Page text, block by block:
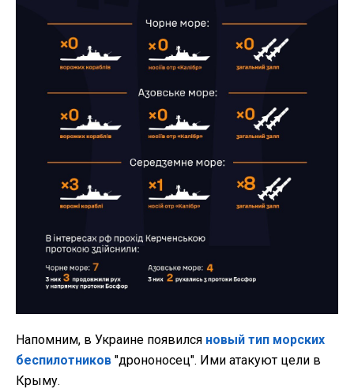
Напомним, в Украине появился новый тип морских
беспилотников "дрононосец". Ими атакуют цели в
Крыму.